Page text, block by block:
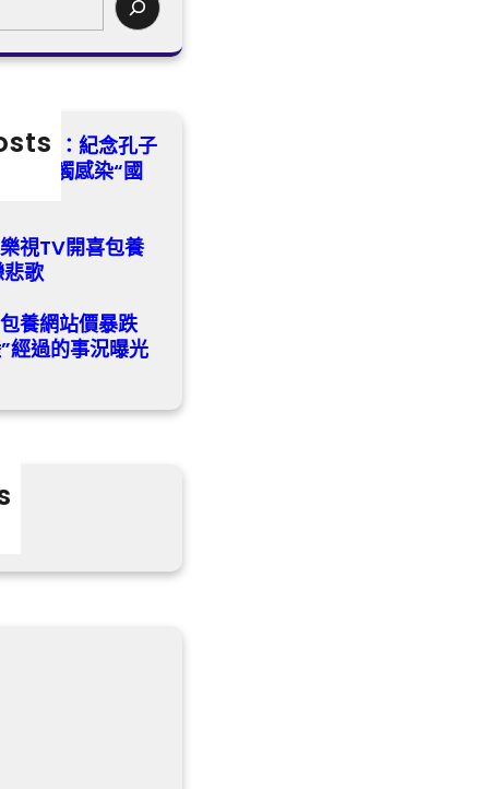
瀏陽：紀念孔子
式感觸感染“國
視TV開喜包養
歌
養網站價暴跌
經過的事況曝光